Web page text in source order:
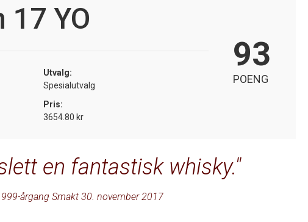
17 YO
Utvalg:
Spesialutvalg
Pris:
3654.80 kr
93
POENG
en fantastisk whisky.
årgang Smakt 30. november 2017